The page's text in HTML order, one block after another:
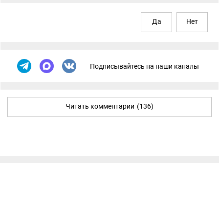
Да Нет
Подписывайтесь на наши каналы
Читать комментарии (136)